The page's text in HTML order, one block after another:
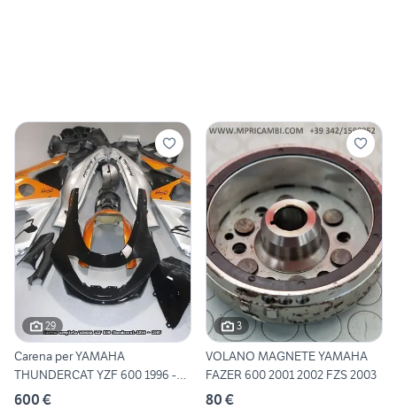
29
Carena per YAMAHA
THUNDERCAT YZF 600 1996 -
2007
600 €
3
VOLANO MAGNETE YAMAHA
FAZER 600 2001 2002 FZS 2003
80 €